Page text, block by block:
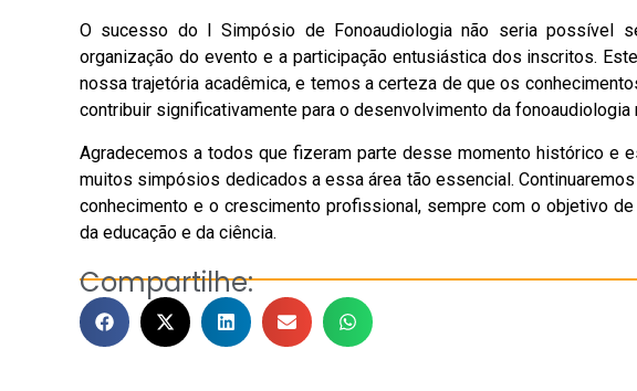
O sucesso do I Simpósio de Fonoaudiologia não seria possível
organização do evento e a participação entusiástica dos inscritos.
nossa trajetória acadêmica, e temos a certeza de que os
contribuir significativamente para o desenvolvimento da fonoaudiologia
Agradecemos a todos que fizeram parte desse momento histórico e
muitos simpósios dedicados a essa área tão essencial.
conhecimento e o crescimento profissional, sempre com o objetivo
da educação e da ciência.
Compartilhe: